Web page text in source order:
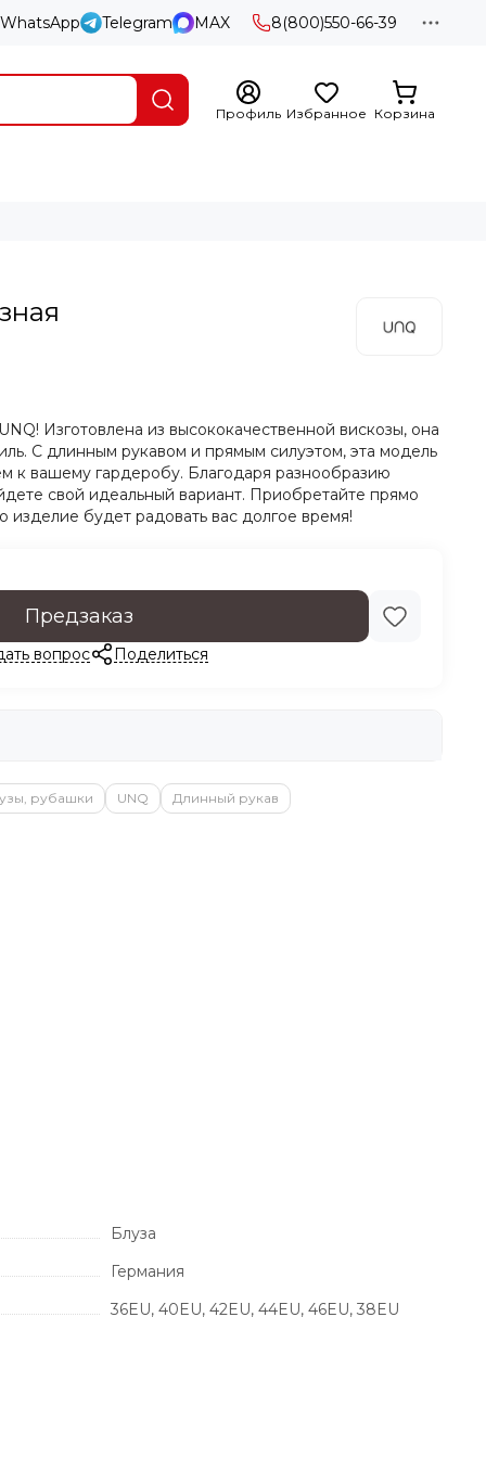
WhatsApp Telegram MAX 8(800)550-66-39
Профиль Избранное Корзина
Изготовлена из высококачественной вискозы, она
С длинным рукавом и прямым силуэтом, эта модель
к вашему гардеробу. Благодаря разнообразию
свой идеальный вариант. Приобретайте прямо
изделие будет радовать вас долгое время!
Предзаказ
вопрос Поделиться
рубашки UNQ Длинный рукав
Блуза
Германия
36EU, 40EU, 42EU, 44EU, 46EU, 38EU